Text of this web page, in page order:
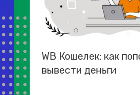
WB Кошелек: как
вывести деньги